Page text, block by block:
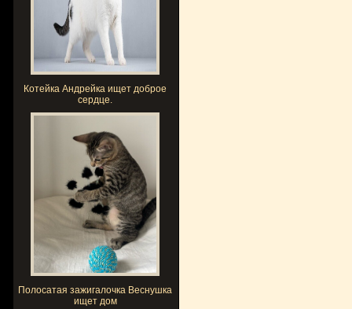
Котейка Андрейка ищет доброе
сердце.
Полосатая зажигалочка Веснушка
ищет дом